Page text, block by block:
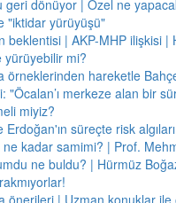
geri dönüyor | Özel ne
"iktidar yürüyüşü"
beklentisi | AKP-MHP ilişkisi |
yürüyebilir mi?
örneklerinden hareketle
merkeze alan bir
miyiz?
süreçte risk
kadar samimi? | Prof.
ne buldu? | Hürmüz
önerileri | Uzman konuklar ile